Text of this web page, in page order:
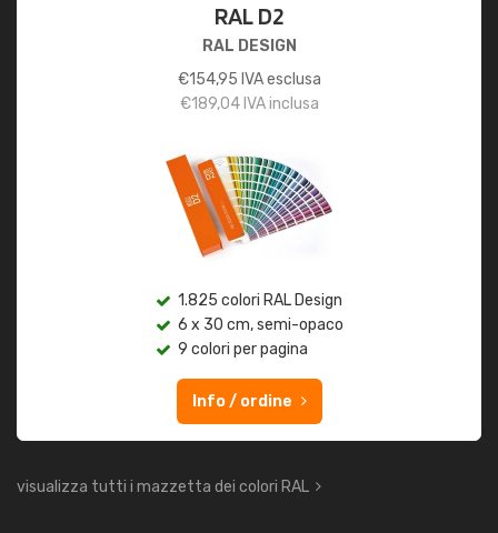
RAL D2
RAL DESIGN
€154,95 IVA esclusa
€189,04IVA inclusa
1.825 colori RAL Design
6 x 30 cm, semi-opaco
9 colori per pagina
Info / ordine
visualizza tutti i mazzetta dei colori RAL